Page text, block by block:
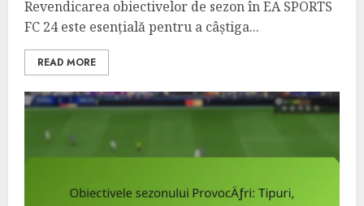
Revendicarea obiectivelor de sezon în EA SPORTS
FC 24 este esențială pentru a câștiga...
READ MORE